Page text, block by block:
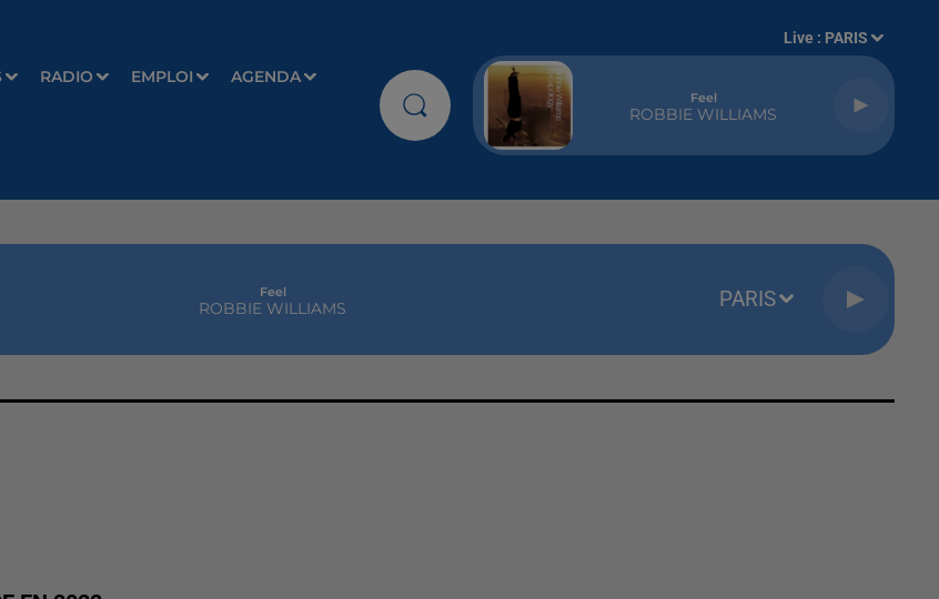
RADIO EMPLOI AGENDA
Live : PARIS
Feel
ROBBIE WILLIAMS
Feel
ROBBIE WILLIAMS PARIS